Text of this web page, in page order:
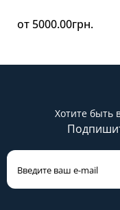
от 5000.00грн.
Хотите быть